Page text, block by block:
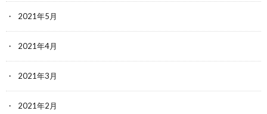
2021年5月
2021年4月
2021年3月
2021年2月